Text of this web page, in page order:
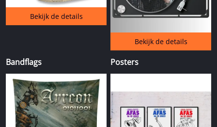
Bekijk de details
Bekijk de details
Bandflags Posters